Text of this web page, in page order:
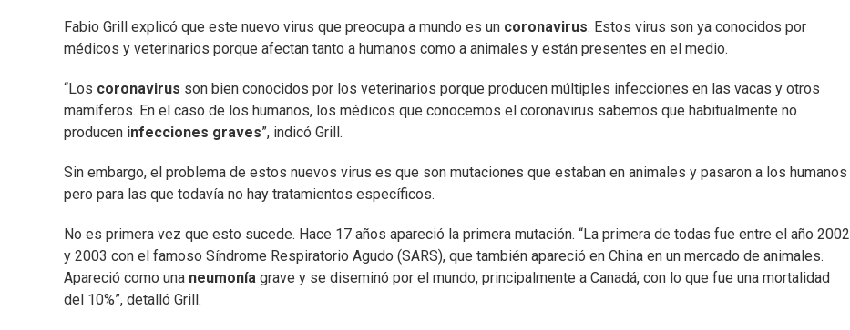
Fabio Grill explicó que este nuevo virus que preocupa a mundo es un coronavirus. Estos virus son ya conocidos por
médicos y veterinarios porque afectan tanto a humanos como a animales y están presentes en el medio.
“Los coronavirus son bien conocidos por los veterinarios porque producen múltiples infecciones en las vacas y otros
mamíferos. En el caso de los humanos, los médicos que conocemos el coronavirus sabemos que habitualmente no
producen infecciones graves”, indicó Grill.
Sin embargo, el problema de estos nuevos virus es que son mutaciones que estaban en animales y pasaron a los humanos
pero para las que todavía no hay tratamientos específicos.
No es primera vez que esto sucede. Hace 17 años apareció la primera mutación. “La primera de todas fue entre el año 2002
y 2003 con el famoso Síndrome Respiratorio Agudo (SARS), que también apareció en China en un mercado de animales.
Apareció como una neumonía grave y se diseminó por el mundo, principalmente a Canadá, con lo que fue una mortalidad
del 10%”, detalló Grill.